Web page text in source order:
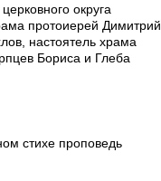
округа
протоиерей Димитрий
настоятель храма
Бориса и Глеба
стихе проповедь